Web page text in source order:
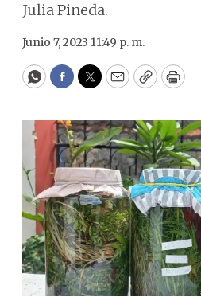
Julia Pineda.
Junio 7, 2023 11:49 p. m.
WhatsApp
Facebook
Twitter
EmailCopyPrint